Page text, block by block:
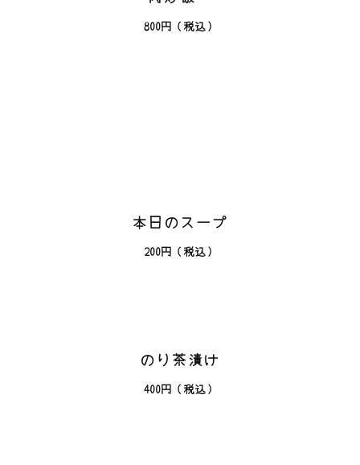
800円（税込）
本日のスープ
200円（税込）
のり茶漬け
400円（税込）